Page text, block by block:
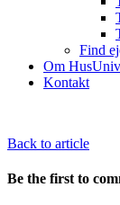
Find
Om
Kontakt
Back to article
Be the first to